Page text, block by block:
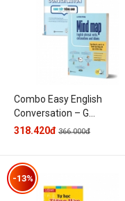
Combo Easy English
Conversation – G...
318.420đ 366.000đ
-13%